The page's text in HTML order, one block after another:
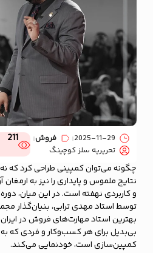
2025-11-29
فروش
تحریریه سلز کوچینگ
211
چگونه می‌توان کمپینی طراحی کرد که
نتایج ملموس و پایداری را نیز به
و کاربردی نهفته است. در این میان،
توسط استاد مهدی ترابی، بنیان‌گذار
بهترین استاد مهارت‌های فروش در
بی‌بدیل برای هر کسب‌وکار و فردی که
کمپین‌سازی است، خودنمایی می‌کند.